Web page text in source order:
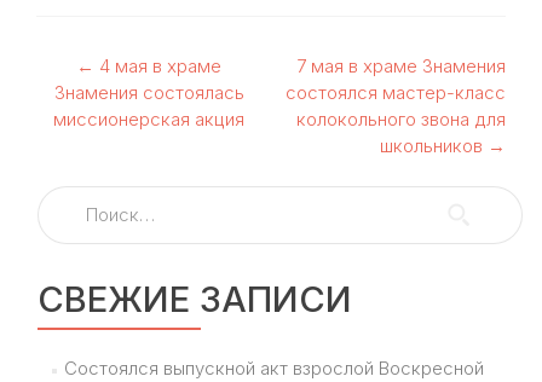
Навигация
по
← 4 мая в храме
Знамения состоялась
миссионерская акция
7 мая в храме Знамения
состоялся мастер-класс
колокольного звона для
школьников →
Найти:
СВЕЖИЕ ЗАПИСИ
Состоялся выпускной акт взрослой Воскресной